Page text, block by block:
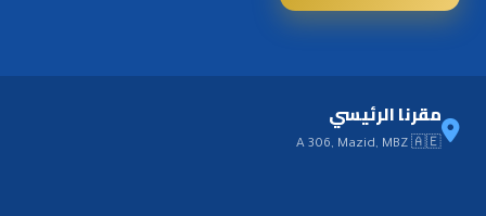
مقرنا الرئيسي
A 306, Mazid, MBZ 🇦🇪